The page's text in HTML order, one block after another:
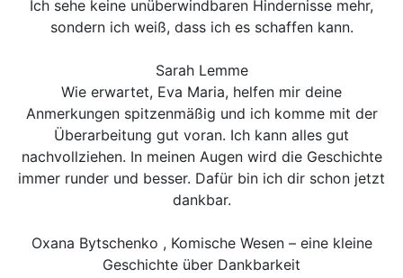
Ich sehe keine unüberwindbaren Hindernisse mehr,
sondern ich weiß, dass ich es schaffen kann.
Sarah Lemme
Wie erwartet, Eva Maria, helfen mir deine
Anmerkungen spitzenmäßig und ich komme mit der
Überarbeitung gut voran. Ich kann alles gut
nachvollziehen. In meinen Augen wird die Geschichte
immer runder und besser. Dafür bin ich dir schon jetzt
dankbar.
Oxana Bytschenko , Komische Wesen – eine kleine
Geschichte über Dankbarkeit